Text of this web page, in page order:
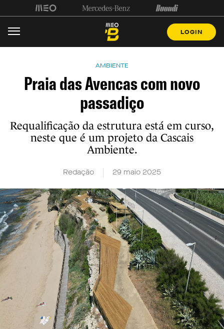
LOGIN
AMBIENTE
Praia das Avencas com novo
passadiço
Requalificação da estrutura está em curso,
neste que é um projeto da Cascais
Ambiente.
Redação 29 maio 2025